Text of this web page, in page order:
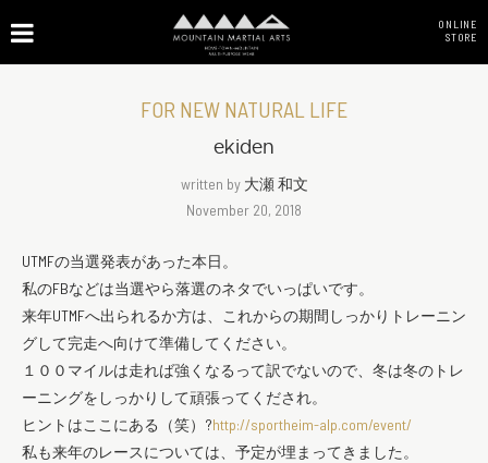
ONLINE
STORE
FOR NEW NATURAL LIFE
ekiden
written by 大瀬 和文
November 20, 2018
UTMFの当選発表があった本日。
私のFBなどは当選やら落選のネタでいっぱいです。
来年UTMFへ出られるか方は、これからの期間しっかりトレーニン
グして完走へ向けて準備してください。
１００マイルは走れば強くなるって訳でないので、冬は冬のトレ
ーニングをしっかりして頑張ってくだされ。
ヒントはここにある（笑）?http://sportheim-alp.com/event/
私も来年のレースについては、予定が埋まってきました。